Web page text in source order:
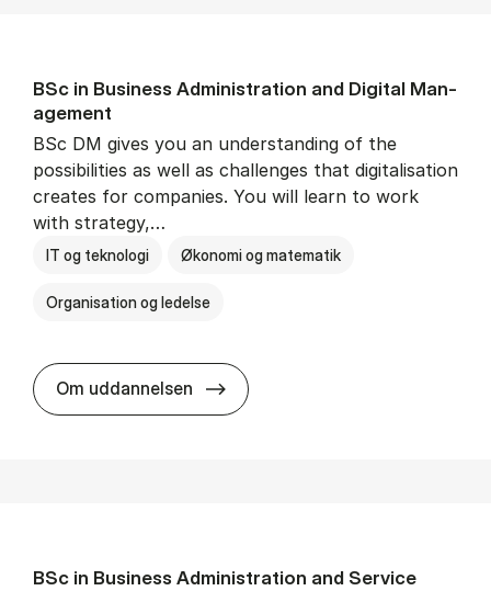
BSc in Busi­ness Ad­min­is­tra­tion and Di­git­al Man­
age­ment
BSc DM gives you an understanding of the
possibilities as well as challenges that digitalisation
creates for companies. You will learn to work
with strategy,…
IT og teknologi Økonomi og matematik
Organisation og ledelse
Om uddannelsen BSc in Busi­ness Ad­min­is­tra­tion
BSc in Busi­ness Ad­min­is­tra­tion and Ser­vice